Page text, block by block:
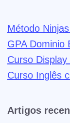
Método
GPA Dominio
Curso
Curso Inglês
Artigos